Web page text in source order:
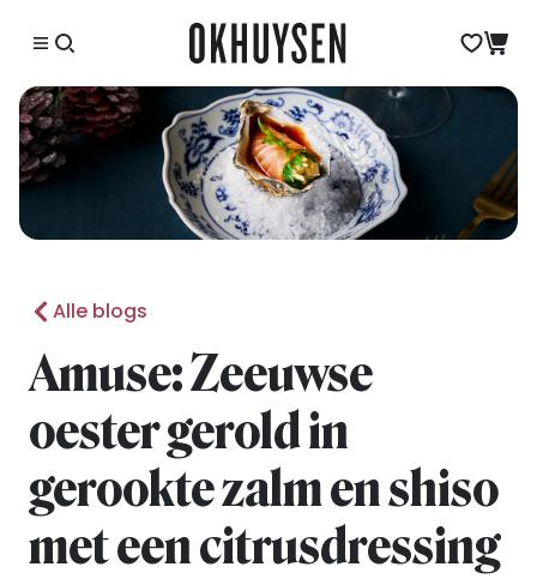
Alle blogs
Amuse: Zeeuwse
oester gerold in
gerookte zalm en shiso
met een citrusdressing